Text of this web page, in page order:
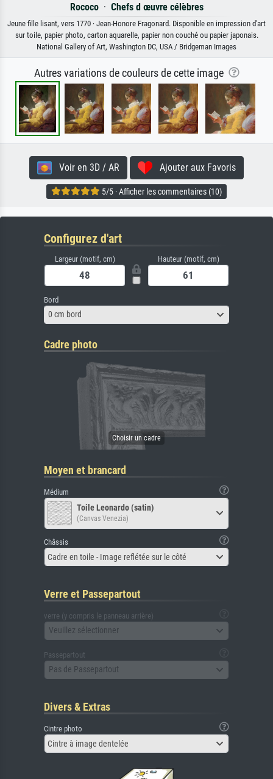
Rococo· Chefs d œuvre célèbres
Jeune fille lisant, vers 1770 · Jean-Honore Fragonard. Disponible en impression d'art
sur toile, papier photo, carton aquarelle, papier non couché ou papier japonais.
National Gallery of Art, Washington DC, USA / Bridgeman Images
Autres variations de couleurs de cette image
Voir en 3D / AR Ajouter aux Favoris
5/5 · Afficher les commentaires (10)
Configurez d'art
Largeur (motif, cm) Hauteur (motif, cm)
Bord
0 cm bord
Cadre photo
Moyen et brancard
Médium
Toile Leonardo (satin)
(Canvas Venezia)
Châssis
Cadre en toile - Image reflétée sur le côté
Verre et Passepartout
verre (y compris le panneau arrière)
Veuillez sélectionner
Passepartout
Pas de Passepartout
Divers & Extras
Cintre photo
Cintre à image dentelée